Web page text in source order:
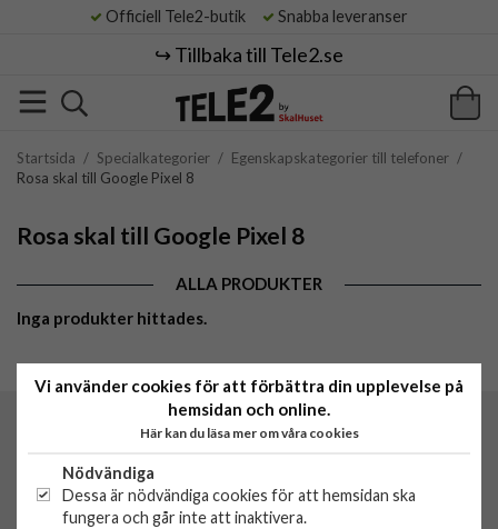
Officiell Tele2-butik Snabba leveranser
↪️ Tillbaka till Tele2.se
Startsida / Specialkategorier / Egenskapskategorier till telefoner /
Rosa skal till Google Pixel 8
Rosa skal till Google Pixel 8
ALLA PRODUKTER
Inga produkter hittades.
Tele2 by SkalHuset
15242 Södertälje
Org. nr: 556881-9238
Vi använder cookies för att förbättra din upplevelse på
hemsidan och online.
Här kan du läsa mer om våra cookies
Nödvändiga
Dessa är nödvändiga cookies för att hemsidan ska
fungera och går inte att inaktivera.